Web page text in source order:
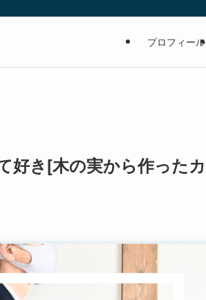
プロフィール
好き[木の実から作ったカ